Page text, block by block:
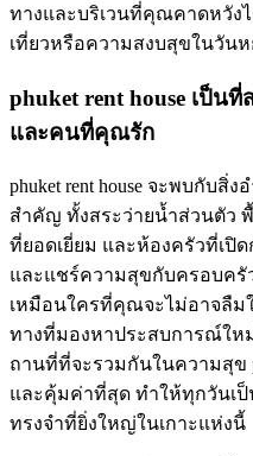
ทางและบริเวนที่คุณคาดหวัง
เที่ยวหรือความสงบสุขในวัน
phuket rent house เป็น
และคนที่คุณรัก
phuket rent house จะพบกับ
สำคัญ ทั้งสระว่ายน้ำส่วนตัว
ที่ยอดเยี่ยม และห้องครัวที่เปิ
และแชร์ความสุขกับครอบครั
เหมือนใครที่คุณจะไม่อาจลืม
ทางที่มองหาประสบการณ์ให
ถานที่ที่จะรวมกันในความสุข
และคุ้มค่าที่สุด ทำให้ทุกวันเ
ทรงจำที่ยิ่งใหญ่ในเกาะแห่งนี้